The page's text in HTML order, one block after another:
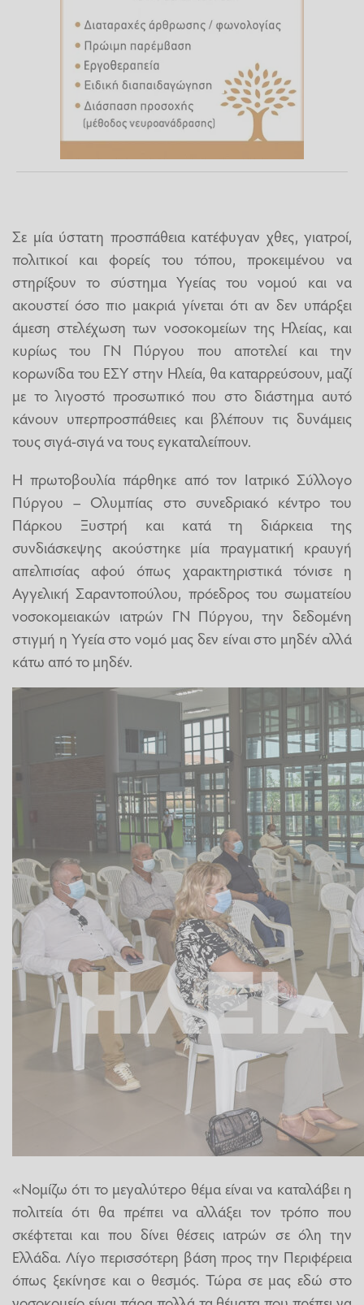
Σε μία ύστατη προσπάθεια κατέφυγαν χθες, γιατροί,
πολιτικοί και φορείς του τόπου, προκειμένου να
στηρίξουν το σύστημα Υγείας του νομού και να
ακουστεί όσο πιο μακριά γίνεται ότι αν δεν υπάρξει
άμεση στελέχωση των νοσοκομείων της Ηλείας, και
κυρίως του ΓΝ Πύργου που αποτελεί και την
κορωνίδα του ΕΣΥ στην Ηλεία, θα καταρρεύσουν, μαζί
με το λιγοστό προσωπικό που στο διάστημα αυτό
κάνουν υπερπροσπάθειες και βλέπουν τις δυνάμεις
τους σιγά-σιγά να τους εγκαταλείπουν.
Η πρωτοβουλία πάρθηκε από τον Ιατρικό Σύλλογο
Πύργου – Ολυμπίας στο συνεδριακό κέντρο του
Πάρκου Ξυστρή και κατά τη διάρκεια της
συνδιάσκεψης ακούστηκε μία πραγματική κραυγή
απελπισίας αφού όπως χαρακτηριστικά τόνισε η
Αγγελική Σαραντοπούλου, πρόεδρος του σωματείου
νοσοκομειακών ιατρών ΓΝ Πύργου, την δεδομένη
στιγμή η Υγεία στο νομό μας δεν είναι στο μηδέν αλλά
κάτω από το μηδέν.
«Νομίζω ότι το μεγαλύτερο θέμα είναι να καταλάβει η
πολιτεία ότι θα πρέπει να αλλάξει τον τρόπο που
σκέφτεται και που δίνει θέσεις ιατρών σε όλη την
Ελλάδα. Λίγο περισσότερη βάση προς την Περιφέρεια
όπως ξεκίνησε και ο θεσμός. Τώρα σε μας εδώ στο